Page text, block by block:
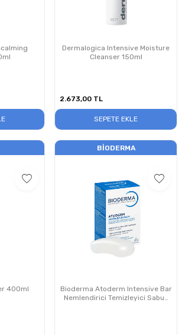
Dermalogica Intensive Moisture
Cleanser 150ml
2.673,00 TL
SEPETE EKLE
400ml
BIODERMA
Bioderma Atoderm Intensive Bar
Nemlendirici Temizleyici Sabun